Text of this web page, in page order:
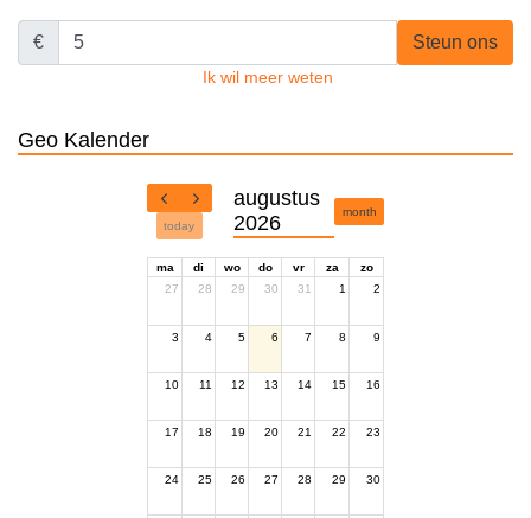
€ Steun ons
Ik wil meer weten
Geo Kalender
today
augustus
2026
month
ma di wo do vr za
zo
27
28 29 30 31 1 2
3 4 5 6 7 8 9
10 11 12 13 14 15 16
17 18 19 20 21 22 23
24 25 26 27 28 29 30